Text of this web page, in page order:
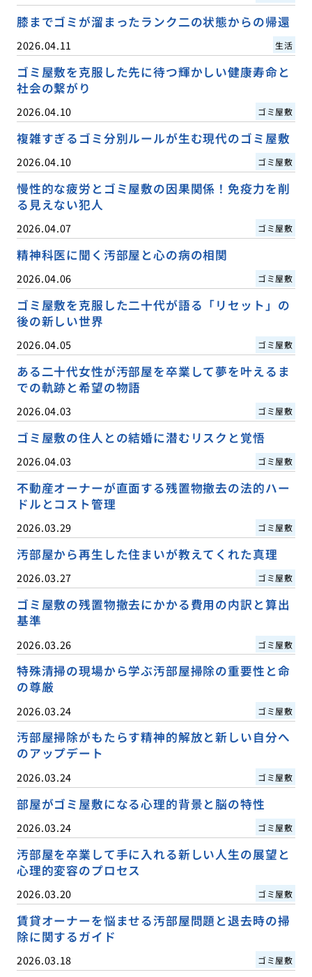
膝までゴミが溜まったランク二の状態からの帰還
2026.04.11 生活
ゴミ屋敷を克服した先に待つ輝かしい健康寿命と
社会の繋がり
2026.04.10 ゴミ屋敷
複雑すぎるゴミ分別ルールが生む現代のゴミ屋敷
2026.04.10 ゴミ屋敷
慢性的な疲労とゴミ屋敷の因果関係！免疫力を削
る見えない犯人
2026.04.07 ゴミ屋敷
精神科医に聞く汚部屋と心の病の相関
2026.04.06 ゴミ屋敷
ゴミ屋敷を克服した二十代が語る「リセット」の
後の新しい世界
2026.04.05 ゴミ屋敷
ある二十代女性が汚部屋を卒業して夢を叶えるま
での軌跡と希望の物語
2026.04.03 ゴミ屋敷
ゴミ屋敷の住人との結婚に潜むリスクと覚悟
2026.04.03 ゴミ屋敷
不動産オーナーが直面する残置物撤去の法的ハー
ドルとコスト管理
2026.03.29 ゴミ屋敷
汚部屋から再生した住まいが教えてくれた真理
2026.03.27 ゴミ屋敷
ゴミ屋敷の残置物撤去にかかる費用の内訳と算出
基準
2026.03.26 ゴミ屋敷
特殊清掃の現場から学ぶ汚部屋掃除の重要性と命
の尊厳
2026.03.24 ゴミ屋敷
汚部屋掃除がもたらす精神的解放と新しい自分へ
のアップデート
2026.03.24 ゴミ屋敷
部屋がゴミ屋敷になる心理的背景と脳の特性
2026.03.24 ゴミ屋敷
汚部屋を卒業して手に入れる新しい人生の展望と
心理的変容のプロセス
2026.03.20 ゴミ屋敷
賃貸オーナーを悩ませる汚部屋問題と退去時の掃
除に関するガイド
2026.03.18 ゴミ屋敷